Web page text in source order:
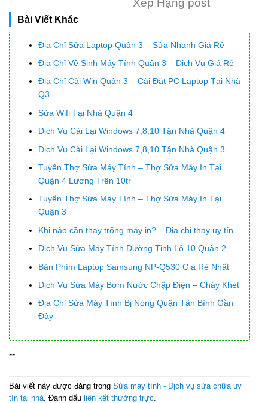
Bài Viết Khác
Địa Chỉ Sửa Laptop Quận 3 – Sửa Nhanh Giá Rẻ
Địa Chỉ Vệ Sinh Máy Tính Quận 3 – Dịch Vụ Giá Rẻ
Địa Chỉ Cài Win Quận 3 – Cài Đặt PC Laptop Tại Nhà
Q3
Sửa Wifi Tại Nhà Quận 4
Dịch Vụ Cài Lại Windows 7,8,10 Tận Nhà Quận 4
Dịch Vụ Cài Lại Windows 7,8,10 Tận Nhà Quận 3
Tuyển Thợ Sửa Máy Tính – Thợ Sửa Máy In Tại
Quận 4 Lương Trên 10tr
Tuyển Thợ Sửa Máy Tính – Thợ Sửa Máy In Tại
Quận 3
Khi nào cần thay trống máy in? – Địa chỉ thay uy tín
Dịch Vụ Sửa Máy Tính Đường Tỉnh Lộ 10 Quận 2
Bàn Phím Laptop Samsung NP-Q530 Giá Rẻ Nhất
Dịch Vụ Sửa Máy Bơm Nước Chập Điện – Cháy Khét
Địa Chỉ Sửa Máy Tính Bị Nóng Quận Tân Bình Gần
Đây
--
Bài viết này được đăng trong Sửa máy tính - Dịch vụ sửa chữa uy
tín tại nhà . Đánh dấu liên kết thường trực